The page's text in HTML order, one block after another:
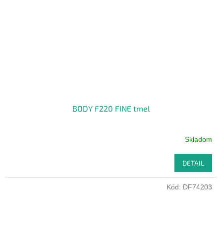
BODY F220 FINE tmel
Skladom
DETAIL
Kód: DF74203